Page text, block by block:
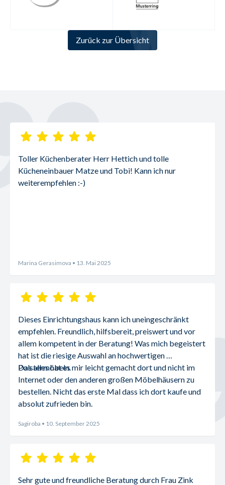
Zurück zur Übersicht
Toller Küchenberater Herr Hettich und tolle
Kücheneinbauer Matze und Tobi! Kann ich nur
weiterempfehlen :-)
Marina Gerasimova • 13. Mai 2025
Dieses Einrichtungshaus kann ich uneingeschränkt
empfehlen. Freundlich, hilfsbereit, preiswert und vor
allem kompetent in der Beratung! Was mich begeistert
hat ist die riesige Auswahl an hochwertigen
Polstermöbeln.
Das alles hat es mir leicht gemacht dort und nicht im
Internet oder den anderen großen Möbelhäusern zu
bestellen. Nicht das erste Mal dass ich dort kaufe und
absolut zufrieden bin.
Sagiroba • 10. September 2025
Sehr gute und freundliche Beratung durch Frau Zink